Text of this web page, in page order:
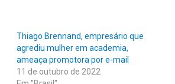
Thiago Brennand, empresário que
agrediu mulher em academia,
ameaça promotora por e-mail
11 de outubro de 2022